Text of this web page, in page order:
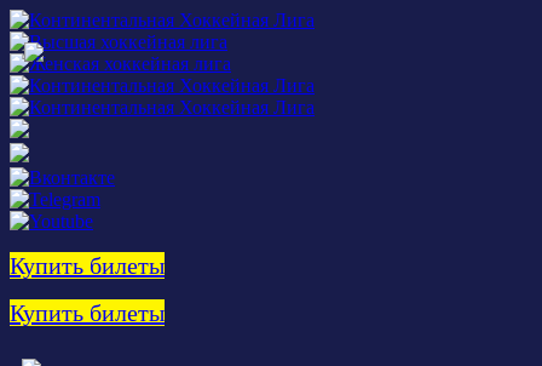
Купить билеты
Купить билеты